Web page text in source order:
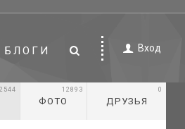
БЛОГИ Вход
2544
ФОТО
12893
ДРУЗЬЯ
0